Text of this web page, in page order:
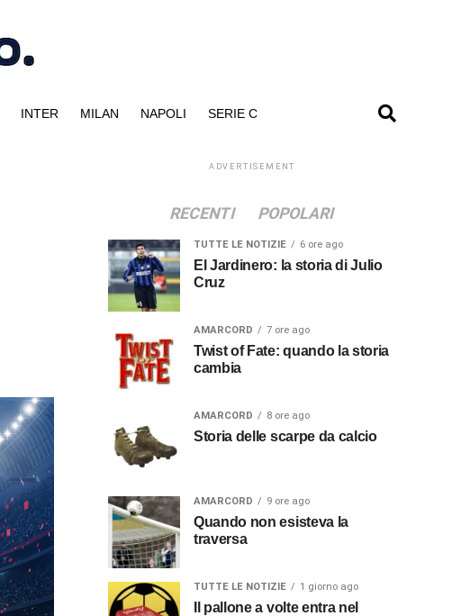
INTER MILAN NAPOLI SERIE C
ADVERTISEMENT
RECENTI POPOLARI
TUTTE LE NOTIZIE 6 ore ago
El Jardinero: la storia di Julio
Cruz
AMARCORD 7 ore ago
Twist of Fate: quando la storia
cambia
AMARCORD 8 ore ago
Storia delle scarpe da calcio
AMARCORD 9 ore ago
Quando non esisteva la
traversa
TUTTE LE NOTIZIE 1 giorno ago
Il pallone a volte entra nel